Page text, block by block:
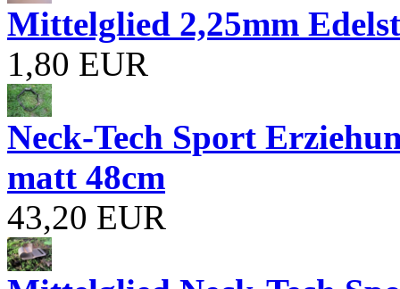
Mittelglied 2,25mm
1,80 EUR
Neck-Tech Sport
matt 48cm
43,20 EUR